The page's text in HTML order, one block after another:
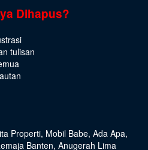
Dihapus?
tulisan
Properti, Mobil Babe, Ada Apa,
Banten, Anugerah Lima